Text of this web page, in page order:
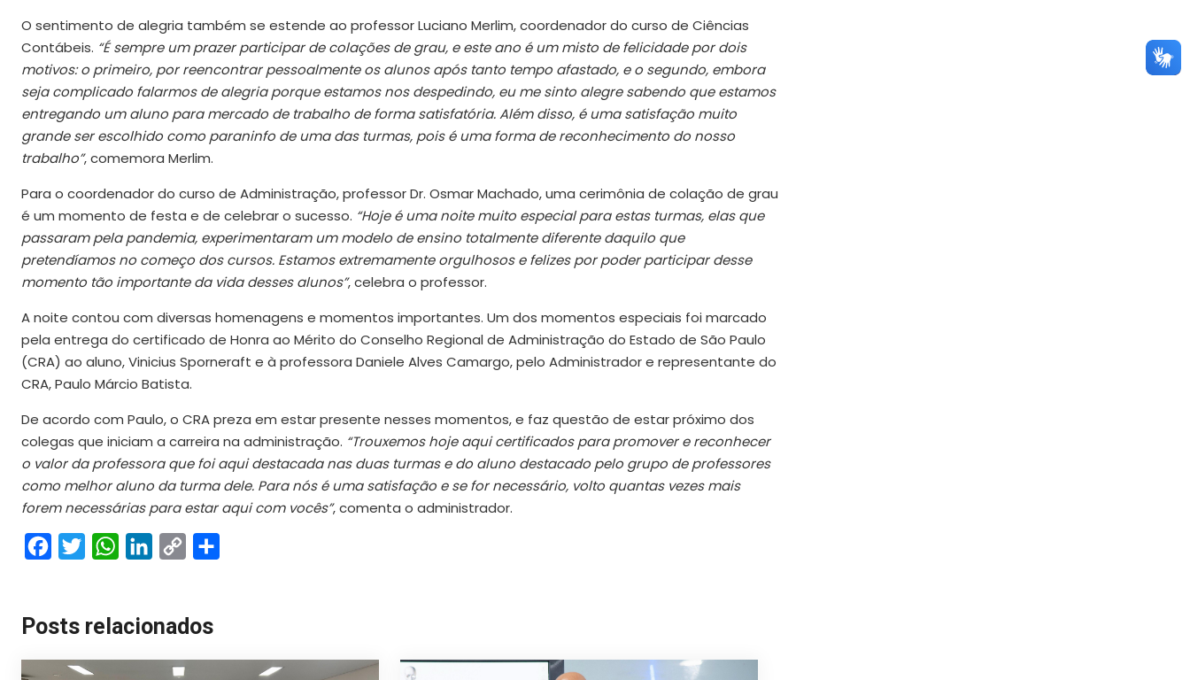
O sentimento de alegria também se estende ao professor Luciano Merlim, coordenador do curso de Ciências
Contábeis. “É sempre um prazer participar de colações de grau, e este ano é um misto de felicidade por dois
motivos: o primeiro, por reencontrar pessoalmente os alunos após tanto tempo afastado, e o segundo, embora
seja complicado falarmos de alegria porque estamos nos despedindo, eu me sinto alegre sabendo que estamos
entregando um aluno para mercado de trabalho de forma satisfatória. Além disso, é uma satisfação muito
grande ser escolhido como paraninfo de uma das turmas, pois é uma forma de reconhecimento do nosso
trabalho”, comemora Merlim.
Para o coordenador do curso de Administração, professor Dr. Osmar Machado, uma cerimônia de colação de grau
é um momento de festa e de celebrar o sucesso. “Hoje é uma noite muito especial para estas turmas, elas que
passaram pela pandemia, experimentaram um modelo de ensino totalmente diferente daquilo que
pretendíamos no começo dos cursos. Estamos extremamente orgulhosos e felizes por poder participar desse
momento tão importante da vida desses alunos”, celebra o professor.
A noite contou com diversas homenagens e momentos importantes. Um dos momentos especiais foi marcado
pela entrega do certificado de Honra ao Mérito do Conselho Regional de Administração do Estado de São Paulo
(CRA) ao aluno, Vinicius Sporneraft e à professora Daniele Alves Camargo, pelo Administrador e representante do
CRA, Paulo Márcio Batista.
De acordo com Paulo, o CRA preza em estar presente nesses momentos, e faz questão de estar próximo dos
colegas que iniciam a carreira na administração. “Trouxemos hoje aqui certificados para promover e reconhecer
o valor da professora que foi aqui destacada nas duas turmas e do aluno destacado pelo grupo de professores
como melhor aluno da turma dele. Para nós é uma satisfação e se for necessário, volto quantas vezes mais
forem necessárias para estar aqui com vocês”, comenta o administrador.
FacebookTwitterWhatsAppLinkedIn
Copy
Posts relacionados